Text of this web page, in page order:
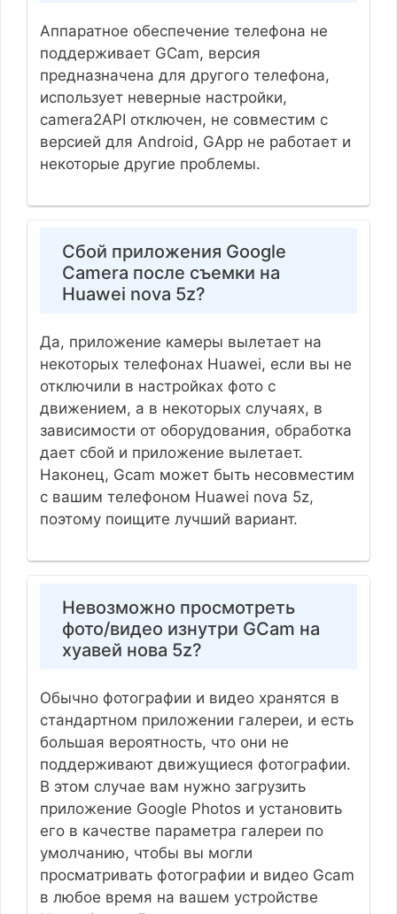
Аппаратное обеспечение телефона не
поддерживает GCam, версия
предназначена для другого телефона,
использует неверные настройки,
camera2API отключен, не совместим с
версией для Android, GApp не работает и
некоторые другие проблемы.
Сбой приложения Google
Camera после съемки на
Huawei nova 5z?
Да, приложение камеры вылетает на
некоторых телефонах Huawei, если вы не
отключили в настройках фото с
движением, а в некоторых случаях, в
зависимости от оборудования, обработка
дает сбой и приложение вылетает.
Наконец, Gcam может быть несовместим
с вашим телефоном Huawei nova 5z,
поэтому поищите лучший вариант.
Невозможно просмотреть
фото/видео изнутри GCam на
хуавей нова 5z?
Обычно фотографии и видео хранятся в
стандартном приложении галереи, и есть
большая вероятность, что они не
поддерживают движущиеся фотографии.
В этом случае вам нужно загрузить
приложение Google Photos и установить
его в качестве параметра галереи по
умолчанию, чтобы вы могли
просматривать фотографии и видео Gcam
в любое время на вашем устройстве